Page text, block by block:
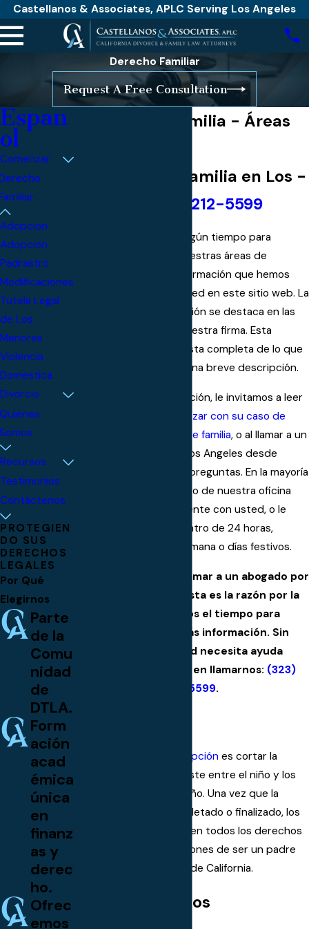
Castellanos & Associates, APLC Serving Los Angeles
Derecho Familiar
Request A Free Consultation
Derecho de Familia - Áreas
Abogados de Familia en Los ­­
(323) 212-5599
Esperamos que tome algún tiempo para
aprender más sobre nuestras áreas de
práctica al revisar la información que hemos
proporcionado para usted en este sitio web. La
información a continuación se destaca en las
áreas de práctica de nuestra firma. Esta
información no es una lista completa de lo que
hacemos, pero le dará una breve descripción.
Si necesita más información, le invitamos a leer
cómo comenzar con su caso de
divorcio o de derecho de familia, o al llamar a un
abogado de familia en Los Angeles desde
nuestra oficina si tiene preguntas. En la mayoría
de los casos, un abogado de nuestra oficina
puede hablar directamente con usted, o le
devolverá la llamada dentro de 24 horas,
excepto los fines de semana o días festivos.
Entendemos que el llamar a un abogado por
teléfono es difícil. Esta es la razón por la
que nos tomamos el tiempo para
proporcionarle más información. Sin
embargo, si usted necesita ayuda
inmediata, no dude en llamarnos: (323)
212-5599.
adopción es cortar la
relación jurídica que existe entre el niño y los
padres biológicos del niño. Una vez que la
adopción se haya completado o finalizado, los
padres adoptivos asumen todos los derechos
de padres y las obligaciones de ser un padre
ante la ley en el Estado de California.
Custodia de Hijos
Espan
ol
Comenzar
Adopcion
Adopcion
Padrastro
Modificaciones
Tutela Legal
de Los
Menores
Violencia
Domestica
Divorcio
Quiénes
Somos
Recursos
Testimonios
Contáctenos
PROTEGIEN
DO SUS
DERECHOS
LEGALES
Por Qué
Elegirnos
Parte
de la
Comu
nidad
de
DTLA.
Form
ación
acad
émica
única
en
finanz
as y
derec
ho.
Ofrec
emos